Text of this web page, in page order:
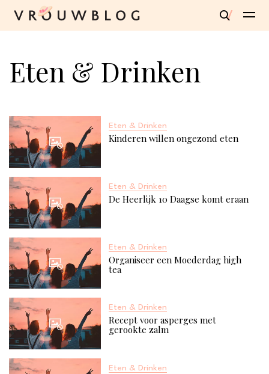
Eten & Drinken
Eten & Drinken
Kinderen willen ongezond eten
Eten & Drinken
De Heerlijk 10 Daagse komt eraan
Eten & Drinken
Organiseer een Moederdag high
tea
Eten & Drinken
Recept voor asperges met
gerookte zalm
Eten & Drinken